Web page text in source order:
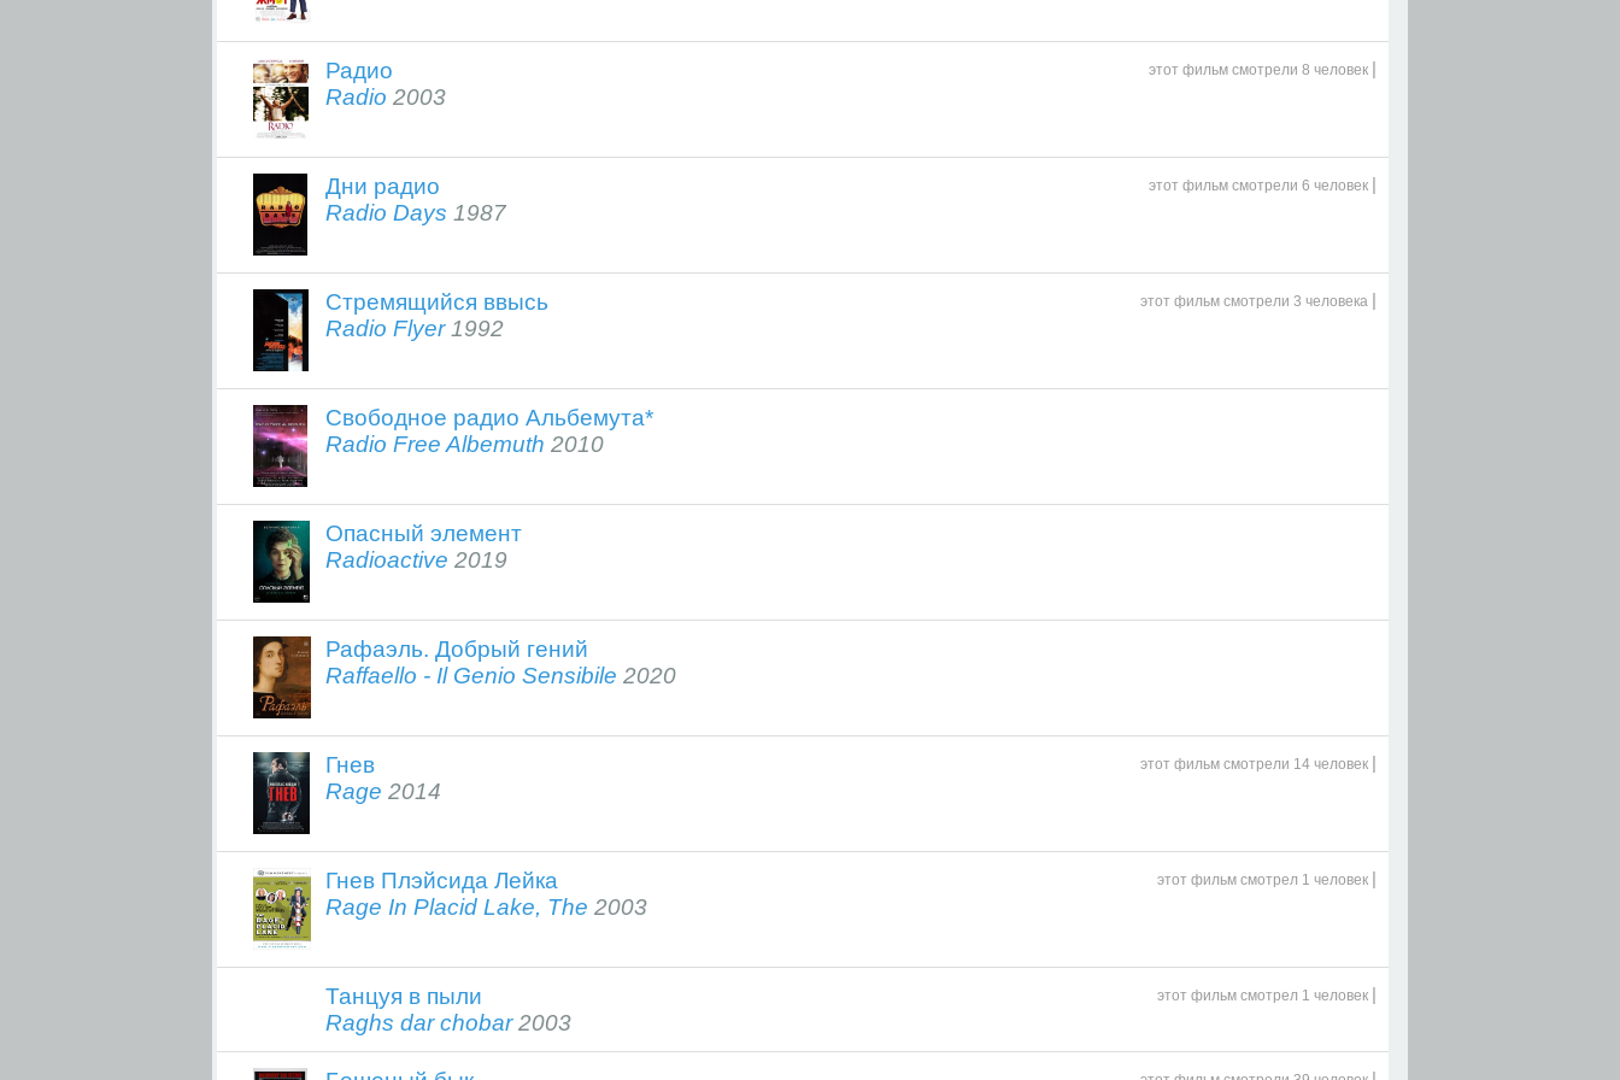
этот фильм смотрели 8 человек |
Радио
Radio 2003
этот фильм смотрели 6 человек |
Дни радио
Radio Days 1987
этот фильм смотрели 3 человека |
Стремящийся ввысь
Radio Flyer1992
Свободное радио Альбемута*
Radio Free Albemuth 2010
Опасный элемент
Radioactive 2019
Рафаэль. Добрый гений
Raffaello - Il Genio Sensibile 2020
этот фильм смотрели 14 человек |
Гнев
Rage 2014
этот фильм смотрел 1 человек |
Гнев Плэйсида Лейка
Rage In Placid Lake, The 2003
этот фильм смотрел 1 человек |
Танцуя в пыли
Raghs dar chobar2003